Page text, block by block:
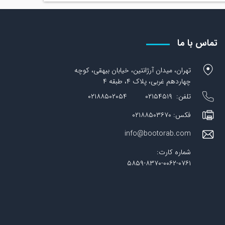
تماس با ما
تهران، میدان آرژانتین، خیابان بیهقی، کوچه
چهاردهم غربی، پلاک ۴، طبقه ۴
تلفن: ۰۲۱۵۴۵۱۹ ۰۲۱۸۸۵۰۲۰۵۴
فکس: ۰۲۱۸۸۵۰۳۶۷۰
info@bootorab.com
شماره کارت:
۵۸۵۹-۸۳۷۰-۰۰۶۲-۰۷۶۱